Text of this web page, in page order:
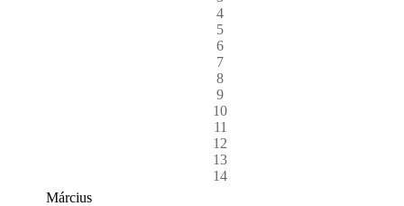
4
5
6
7
8
9
10
11
12
13
14
Március